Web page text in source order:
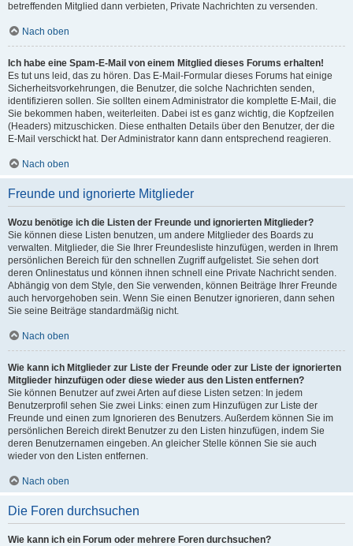
betreffenden Mitglied dann verbieten, Private Nachrichten zu versenden.
Nach oben
Ich habe eine Spam-E-Mail von einem Mitglied dieses Forums erhalten!
Es tut uns leid, das zu hören. Das E-Mail-Formular dieses Forums hat einige
Sicherheitsvorkehrungen, die Benutzer, die solche Nachrichten senden,
identifizieren sollen. Sie sollten einem Administrator die komplette E-Mail, die
Sie bekommen haben, weiterleiten. Dabei ist es ganz wichtig, die Kopfzeilen
(Headers) mitzuschicken. Diese enthalten Details über den Benutzer, der die
E-Mail verschickt hat. Der Administrator kann dann entsprechend reagieren.
Nach oben
Freunde und ignorierte Mitglieder
Wozu benötige ich die Listen der Freunde und ignorierten Mitglieder?
Sie können diese Listen benutzen, um andere Mitglieder des Boards zu
verwalten. Mitglieder, die Sie Ihrer Freundesliste hinzufügen, werden in Ihrem
persönlichen Bereich für den schnellen Zugriff aufgelistet. Sie sehen dort
deren Onlinestatus und können ihnen schnell eine Private Nachricht senden.
Abhängig von dem Style, den Sie verwenden, können Beiträge Ihrer Freunde
auch hervorgehoben sein. Wenn Sie einen Benutzer ignorieren, dann sehen
Sie seine Beiträge standardmäßig nicht.
Nach oben
Wie kann ich Mitglieder zur Liste der Freunde oder zur Liste der ignorierten
Mitglieder hinzufügen oder diese wieder aus den Listen entfernen?
Sie können Benutzer auf zwei Arten auf diese Listen setzen: In jedem
Benutzerprofil sehen Sie zwei Links: einen zum Hinzufügen zur Liste der
Freunde und einen zum Ignorieren des Benutzers. Außerdem können Sie im
persönlichen Bereich direkt Benutzer zu den Listen hinzufügen, indem Sie
deren Benutzernamen eingeben. An gleicher Stelle können Sie sie auch
wieder von den Listen entfernen.
Nach oben
Die Foren durchsuchen
Wie kann ich ein Forum oder mehrere Foren durchsuchen?